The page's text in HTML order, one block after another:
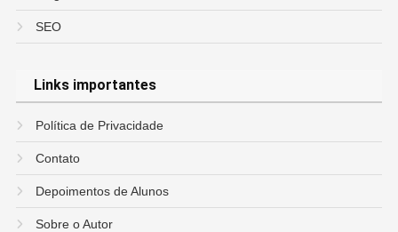
SEO
Links importantes
Política de Privacidade
Contato
Depoimentos de Alunos
Sobre o Autor